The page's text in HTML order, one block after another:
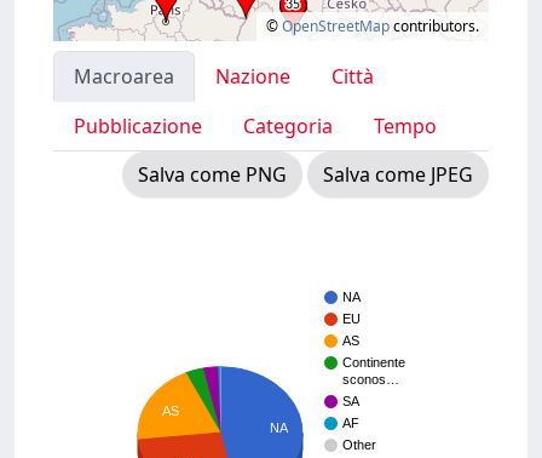
©OpenStreetMapcontributors.
Macroarea Nazione
Città
Pubblicazione
Categoria
Tempo
Salva come PNG
Salva come JPEG
NA
EU
AS
Continente
sconos…
SA
AF
Other
NA
AS